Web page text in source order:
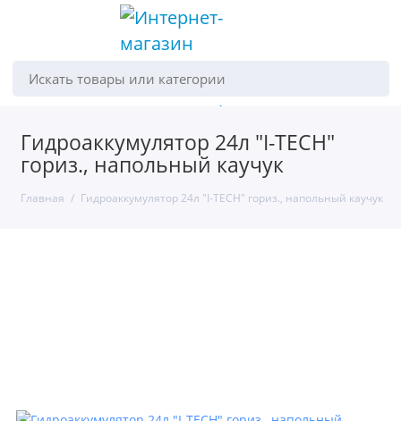
Искать товары или категории
Гидроаккумулятор 24л "I-TECH"
гориз., напольный каучук
Главная Гидроаккумулятор 24л "I-TECH" гориз., напольный каучук